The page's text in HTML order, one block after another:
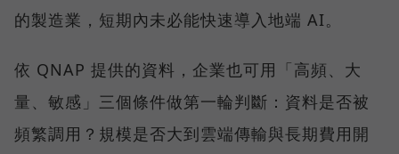
的製造業，短期內未必能快速導入地端 AI。
依 QNAP 提供的資料，企業也可用「高頻、大
量、敏感」三個條件做第一輪判斷：資料是否被
頻繁調用？規模是否大到雲端傳輸與長期費用開